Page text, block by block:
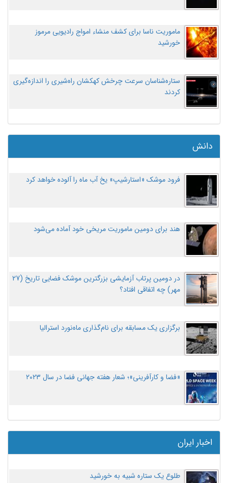
ماموریت ناسا برای کشف منشاء امواج رادیویی مرموز
خورشید
ستاره‌شناسان سرعت چرخش کهکشان راه‌شیری را اندازه‌گیری
کردند
دانش
فرود موشک «استارشیپ» یخ آب ماه را آلوده خواهد کرد
هند برای دومین ماموریت مریخی خود آماده می‌شود
در دومین پرتاب آزمایشی بزرگترین موشک فضایی تاریخ (27
مهر‌) چه اتفاقی افتاد؟
برگزاری یک مسابقه برای نام‌گذاری ماه‌نورد استرالیا
«فضا و کارآفرینی»؛ شعار هفته جهانی فضا در سال ۲۰۲۳
اخبار ایران
طلوع یک ستاره شبیه به خورشید